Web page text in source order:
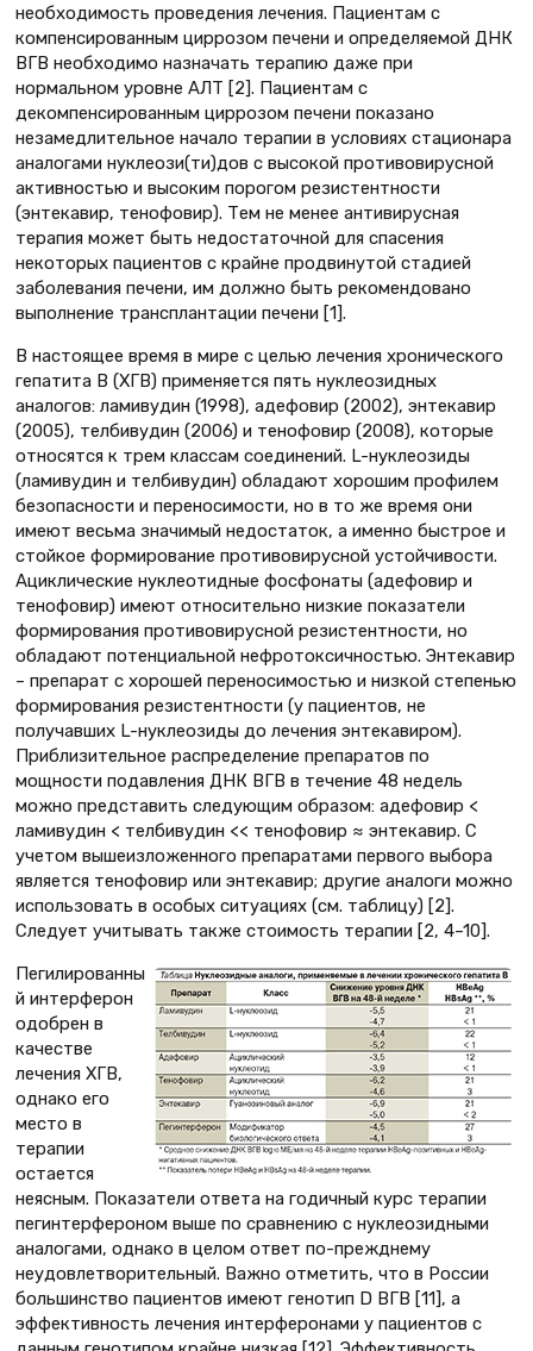
необходимость проведения лечения. Пациентам с
компенсированным циррозом печени и определяемой ДНК
ВГВ необходимо назначать терапию даже при
нормальном уровне АЛТ [2]. Пациентам с
декомпенсированным циррозом печени показано
незамедлительное начало терапии в условиях стационара
аналогами нуклеози(ти)дов с высокой противовирусной
активностью и высоким порогом резистентности
(энтекавир, тенофовир). Тем не менее антивирусная
терапия может быть недостаточной для спасения
некоторых пациентов с крайне продвинутой стадией
заболевания печени, им должно быть рекомендовано
выполнение трансплантации печени [1].
В настоящее время в мире с целью лечения хронического
гепатита В (ХГВ) применяется пять нуклеозидных
аналогов: ламивудин (1998), адефовир (2002), энтекавир
(2005), телбивудин (2006) и тенофовир (2008), которые
относятся к трем классам соединений. L-нуклеозиды
(ламивудин и телбивудин) обладают хорошим профилем
безопасности и переносимости, но в то же время они
имеют весьма значимый недостаток, а именно быстрое и
стойкое формирование противовирусной устойчивости.
Ациклические нуклеотидные фосфонаты (адефовир и
тенофовир) имеют относительно низкие показатели
формирования противовирусной резистентности, но
обладают потенциальной нефротоксичностью. Энтекавир
– препарат с хорошей переносимостью и низкой степенью
формирования резистентности (у пациентов, не
получавших L-нуклеозиды до лечения энтекавиром).
Приблизительное распределение препаратов по
мощности подавления ДНК ВГВ в течение 48 недель
можно представить следующим образом: адефовир <
ламивудин < телбивудин << тенофовир ≈ энтекавир. С
учетом вышеизложенного препаратами первого выбора
является тенофовир или энтекавир; другие аналоги можно
использовать в особых ситуациях (см. таблицу) [2].
Следует учитывать также стоимость терапии [2, 4–10].
Пегилированны
й интерферон
одобрен в
качестве
лечения ХГВ,
однако его
место в
терапии
остается
неясным. Показатели ответа на годичный курс терапии
пегинтерфероном выше по сравнению с нуклеозидными
аналогами, однако в целом ответ по-прежднему
неудовлетворительный. Важно отметить, что в России
большинство пациентов имеют генотип D ВГВ [11], а
эффективность лечения интерферонами у пациентов с